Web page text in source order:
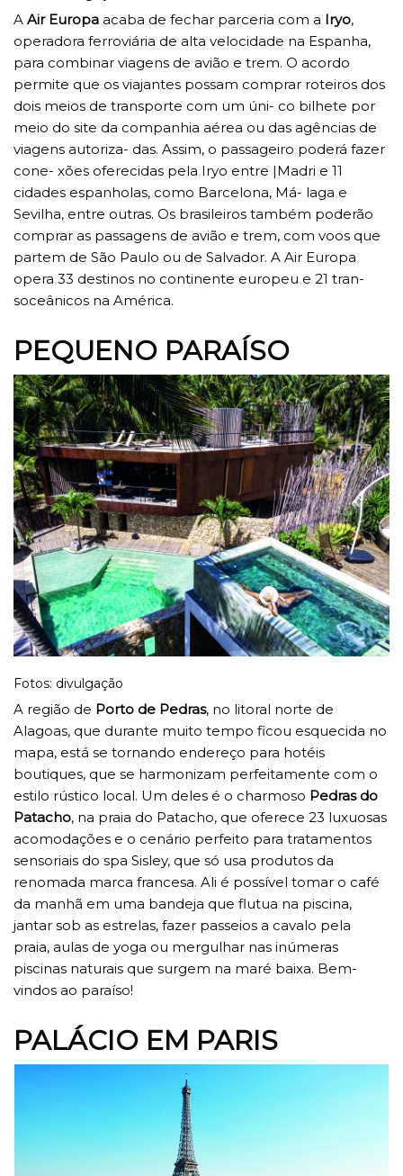
A Air Europa acaba de fechar parceria com a Iryo,
operadora ferroviária de alta velocidade na Espanha,
para combinar viagens de avião e trem. O acordo
permite que os viajantes possam comprar roteiros dos
dois meios de transporte com um úni- co bilhete por
meio do site da companhia aérea ou das agências de
viagens autoriza- das. Assim, o passageiro poderá fazer
cone- xões oferecidas pela Iryo entre |Madri e 11
cidades espanholas, como Barcelona, Má- laga e
Sevilha, entre outras. Os brasileiros também poderão
comprar as passagens de avião e trem, com voos que
partem de São Paulo ou de Salvador. A Air Europa
opera 33 destinos no continente europeu e 21 tran-
soceânicos na América.
PEQUENO PARAÍSO
Fotos: divulgação
A região de Porto de Pedras, no litoral norte de
Alagoas, que durante muito tempo ficou esquecida no
mapa, está se tornando endereço para hotéis
boutiques, que se harmonizam perfeitamente com o
estilo rústico local. Um deles é o charmoso Pedras do
Patacho, na praia do Patacho, que oferece 23 luxuosas
acomodações e o cenário perfeito para tratamentos
sensoriais do spa Sisley, que só usa produtos da
renomada marca francesa. Ali é possível tomar o café
da manhã em uma bandeja que flutua na piscina,
jantar sob as estrelas, fazer passeios a cavalo pela
praia, aulas de yoga ou mergulhar nas inúmeras
piscinas naturais que surgem na maré baixa. Bem-
vindos ao paraíso!
PALÁCIO EM PARIS